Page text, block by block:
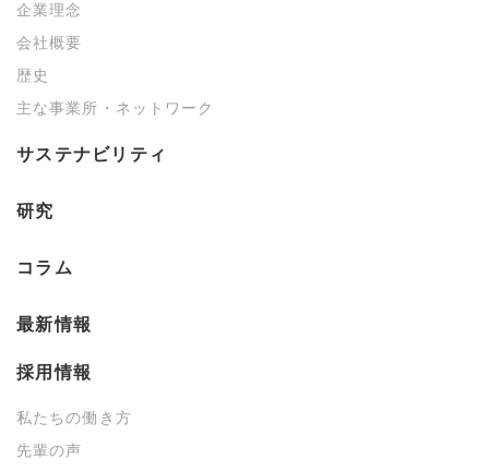
企業理念
会社概要
歴史
主な事業所・ネットワーク
サステナビリティ
研究
コラム
最新情報
採用情報
私たちの働き方
先輩の声